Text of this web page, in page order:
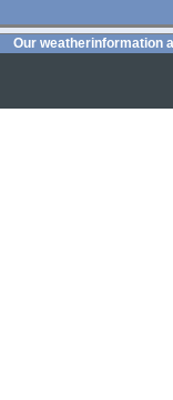
Our weatherinformation